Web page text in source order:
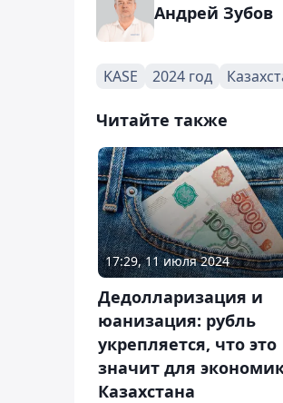
Андрей Зубов
KASE 2024 год
Читайте также
17:29, 11 июля 2024
Дедолларизация и
юанизация: рубль
укрепляется, что это
значит для
Казахстана